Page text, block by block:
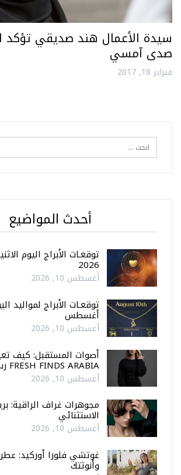
سيدة الأعمال هند صديقي تؤكد
صدى آمسي
فبراير 18, 2017
أحدث المواضيع
2026
أغسطس 10, 2026
أغسطس
أغسطس 10, 2026
أصوات المستقبل: كيف
FRESH FINDS ARABIA رسم خريطة…
أغسطس 10, 2026
مجوهرات غراف الراقية:
الاستثنائي
أغسطس 10, 2026
غوتشي فلورا أوركيد:
وأنوثتك